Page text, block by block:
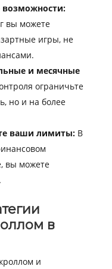
вы можете
игры, не
и месячные
ограничьте
но и на более
ваши лимиты:В
вы можете
в
и